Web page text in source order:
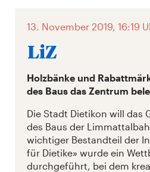
13. November 2019, 16:19
Holzbänke und
des Baus das Zentrum
Die Stadt Dietikon will das
des Baus der
wichtiger Bestandteil der
für Dietike» wurde ein
durchgeführt, bei dem